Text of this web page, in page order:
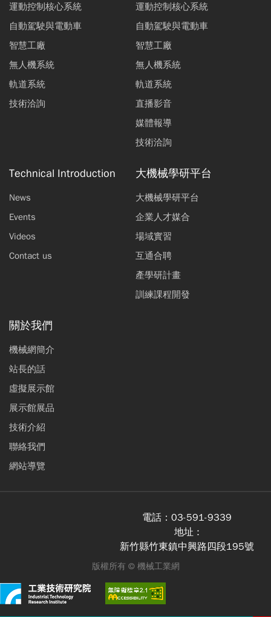
應用IP-PI之馬達系統參數鑑別與速度迴路控制器技術介
紹
陳建旭
智慧運動控制平台網路通訊及遠端控制技術
許志輝
運動控制核心系統
自動駕駛與電動車
智慧工廠
無人機系統
軌道系統
技術洽詢
運動控制核心系統
自動駕駛與電動車
智慧工廠
無人機系統
軌道系統
直播影音
媒體報導
技術洽詢
Technical Introduction
News
Events
Videos
Contact us
大機械學研平台
大機械學研平台
企業人才媒合
場域實習
互通合聘
產學研計畫
訓練課程開發
關於我們
機械網簡介
站長的話
虛擬展示館
展示館展品
技術介紹
聯絡我們
網站導覽
電話： 03-591-9339
地址 :
新竹縣竹東鎮中興路四段195號
版權所有 © 機械工業網